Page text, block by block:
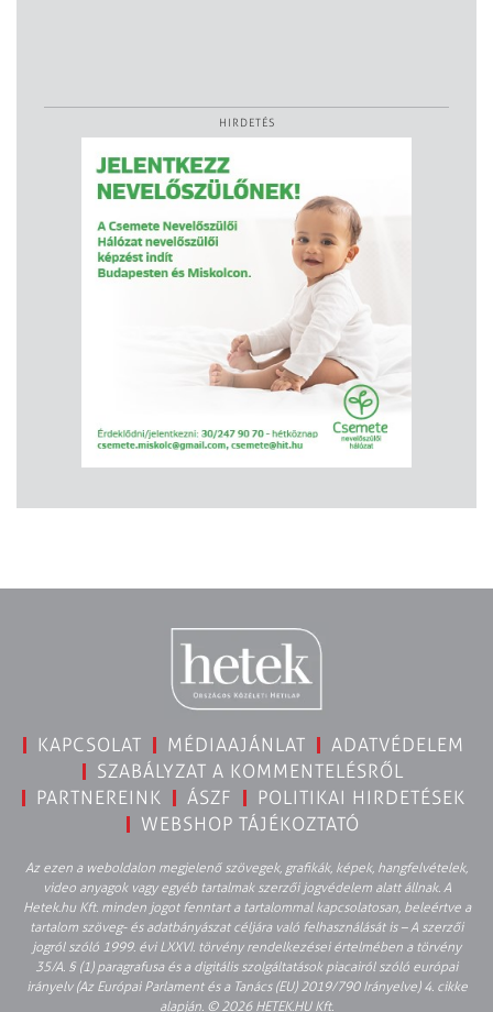
HIRDETÉS
KAPCSOLAT MÉDIAAJÁNLAT
ADATVÉDELEM
SZABÁLYZAT A KOMMENTELÉSRŐL
PARTNEREINK
ÁSZF
POLITIKAI HIRDETÉSEK
WEBSHOP TÁJÉKOZTATÓ
Az ezen a weboldalon megjelenő szövegek, grafikák, képek, hangfelvételek,
video anyagok vagy egyéb tartalmak szerzői jogvédelem alatt állnak. A
Hetek.hu Kft. minden jogot fenntart a tartalommal kapcsolatosan, beleértve a
tartalom szöveg- és adatbányászat céljára való felhasználását is – A szerzői
jogról szóló 1999. évi LXXVI. törvény rendelkezései értelmében a törvény
35/A. § (1) paragrafusa és a digitális szolgáltatások piacairól szóló európai
irányelv (Az Európai Parlament és a Tanács (EU) 2019/790 Irányelve) 4. cikke
alapján. © 2026 HETEK.HU Kft.